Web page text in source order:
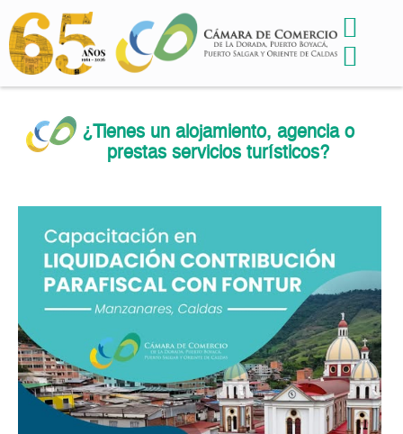
¿Tienes un alojamiento, agencia o
prestas servicios turísticos?